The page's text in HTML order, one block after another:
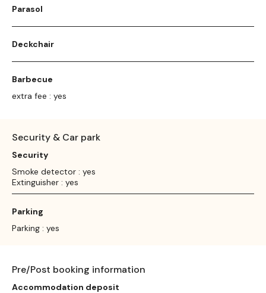
Parasol
Deckchair
Barbecue
extra fee : yes
Security & Car park
Security
Smoke detector : yes
Extinguisher : yes
Parking
Parking : yes
Pre/Post booking information
Accommodation deposit